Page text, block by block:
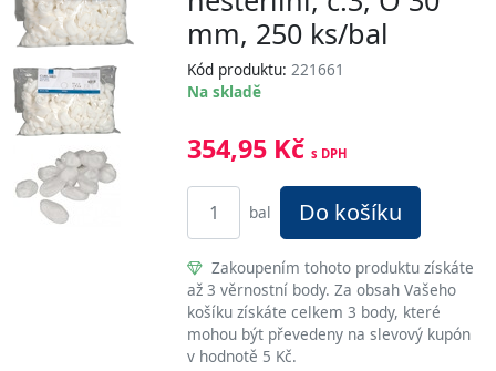
mm, 250 ks/bal
Kód produktu:221661
Na skladě
354,95 Kčs DPH
bal Do košíku
Zakoupením tohoto produktu získáte
až 3 věrnostní body. Za obsah Vašeho
košíku získáte celkem 3 body, které
mohou být převedeny na slevový kupón
v hodnotě 5 Kč.